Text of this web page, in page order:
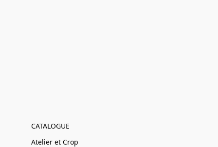
CATALOGUE
Atelier et Crop